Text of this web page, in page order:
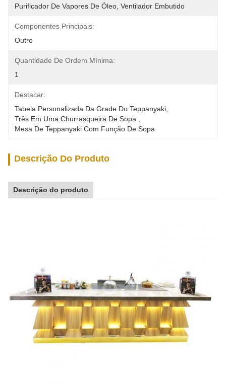
Purificador De Vapores De Óleo, Ventilador Embutido
Componentes Principais:
Outro
Quantidade De Ordem Mínima:
1
Destacar:
Tabela Personalizada Da Grade Do Teppanyaki
Três Em Uma Churrasqueira De Sopa.
Mesa De Teppanyaki Com Função De Sopa
Descrição Do Produto
Descrição do produto